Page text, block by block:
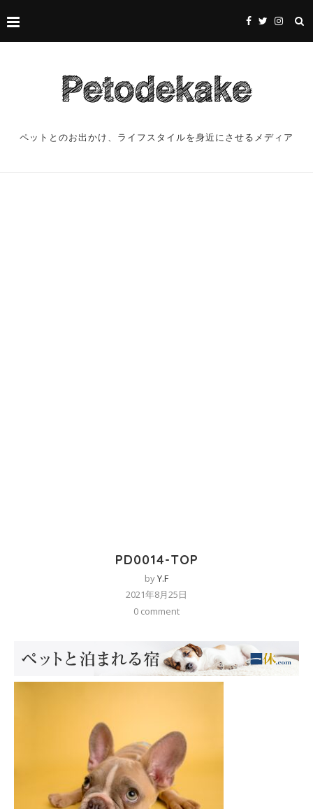
ペットとのお出かけ、ライフスタイルを身近にさせるメディア
PD0014-TOP
byY.F
2021年8月25日
0 comment